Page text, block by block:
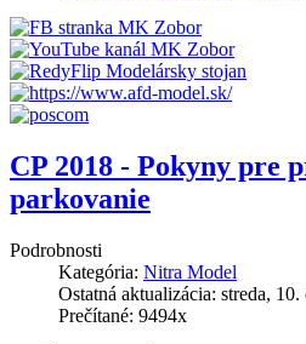
CP 2018 - Pokyny pre
parkovanie
Podrobnosti
Kategória: Nitra Model
Ostatná aktualizácia: streda,
Prečítané: 9494x